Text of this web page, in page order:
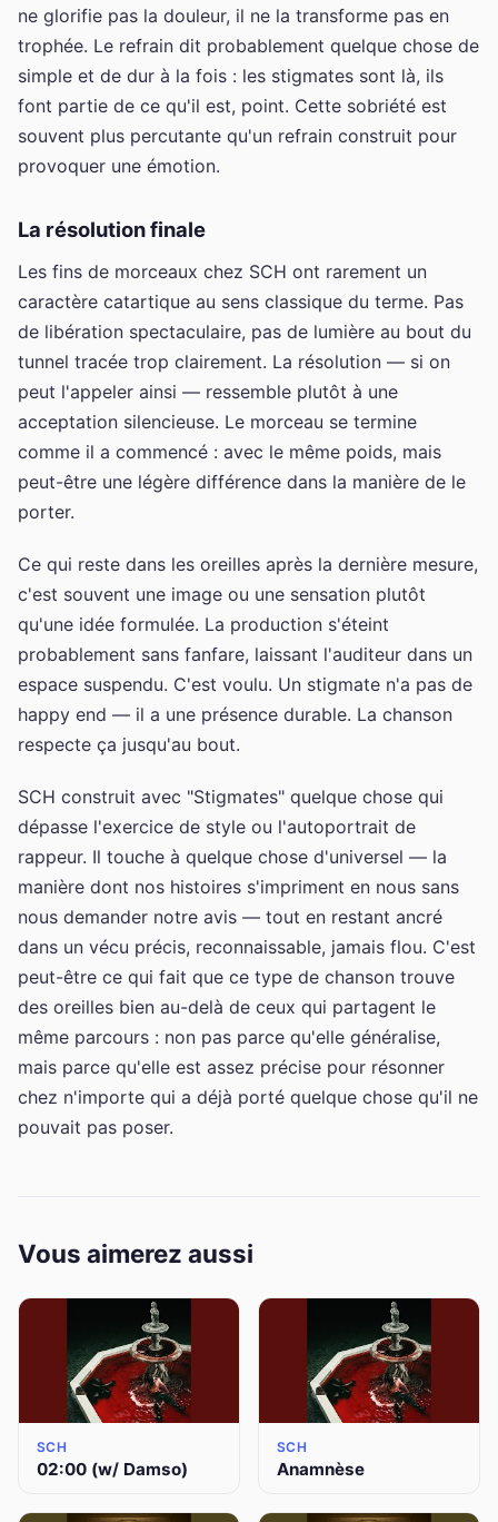
ne glorifie pas la douleur, il ne la transforme pas en
trophée. Le refrain dit probablement quelque chose de
simple et de dur à la fois : les stigmates sont là, ils
font partie de ce qu'il est, point. Cette sobriété est
souvent plus percutante qu'un refrain construit pour
provoquer une émotion.
La résolution finale
Les fins de morceaux chez SCH ont rarement un
caractère catartique au sens classique du terme. Pas
de libération spectaculaire, pas de lumière au bout du
tunnel tracée trop clairement. La résolution — si on
peut l'appeler ainsi — ressemble plutôt à une
acceptation silencieuse. Le morceau se termine
comme il a commencé : avec le même poids, mais
peut-être une légère différence dans la manière de le
porter.
Ce qui reste dans les oreilles après la dernière mesure,
c'est souvent une image ou une sensation plutôt
qu'une idée formulée. La production s'éteint
probablement sans fanfare, laissant l'auditeur dans un
espace suspendu. C'est voulu. Un stigmate n'a pas de
happy end — il a une présence durable. La chanson
respecte ça jusqu'au bout.
SCH construit avec "Stigmates" quelque chose qui
dépasse l'exercice de style ou l'autoportrait de
rappeur. Il touche à quelque chose d'universel — la
manière dont nos histoires s'impriment en nous sans
nous demander notre avis — tout en restant ancré
dans un vécu précis, reconnaissable, jamais flou. C'est
peut-être ce qui fait que ce type de chanson trouve
des oreilles bien au-delà de ceux qui partagent le
même parcours : non pas parce qu'elle généralise,
mais parce qu'elle est assez précise pour résonner
chez n'importe qui a déjà porté quelque chose qu'il ne
pouvait pas poser.
Vous aimerez aussi
SCH
02:00 (w/ Damso)
SCH
Anamnèse